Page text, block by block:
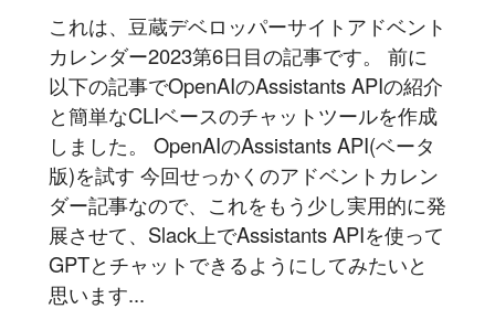
これは、豆蔵デベロッパーサイトアドベント
カレンダー2023第6日目の記事です。 前に
以下の記事でOpenAIのAssistants APIの紹介
と簡単なCLIベースのチャットツールを作成
しました。 OpenAIのAssistants API(ベータ
版)を試す 今回せっかくのアドベントカレン
ダー記事なので、これをもう少し実用的に発
展させて、Slack上でAssistants APIを使って
GPTとチャットできるようにしてみたいと
思います...